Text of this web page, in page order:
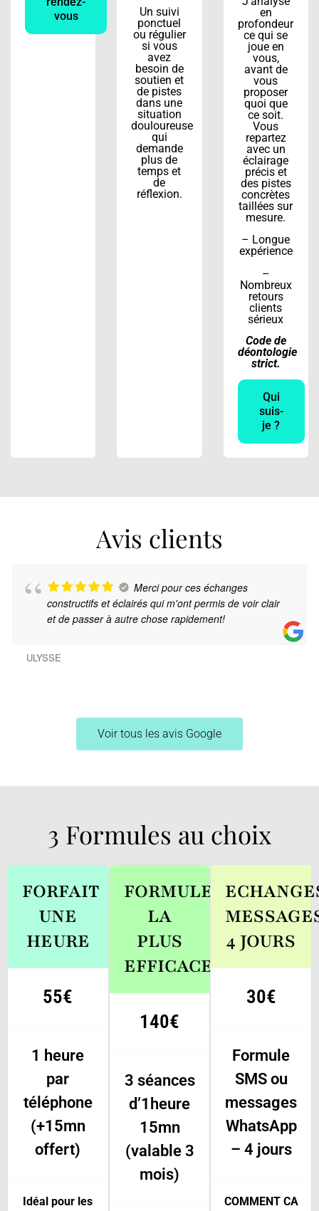
vous
Un suivi
ponctuel
ou régulier
si vous
avez
besoin de
soutien et
de pistes
dans une
situation
douloureuse
qui
demande
plus de
temps et
de
réflexion.
en
profondeur
ce qui se
joue en
vous,
avant de
vous
proposer
quoi que
ce soit.
Vous
repartez
avec un
éclairage
précis et
des pistes
concrètes
taillées sur
mesure.
– Longue
expérience
–
Nombreux
retours
clients
sérieux
Code de
déontologie
strict.
Qui
suis-
je ?
Avis clients
Merci pour ces échanges
constructifs et éclairés qui m'ont permis de voir clair
et de passer à autre chose rapidement!
ULYSSE
Voir tous les avis Google
3 Formules au choix
FORFAIT
UNE
HEURE
55€
1 heure
par
téléphone
(+15mn
offert)
Idéal pour les
FORMULE
LA
PLUS
EFFICACE
140€
3 séances
d’1heure
15mn
(valable 3
mois)
4 JOURS
30€
Formule
SMS ou
messages
WhatsApp
– 4 jours
COMMENT CA